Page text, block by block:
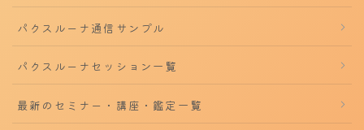
パクスルーナ通信サンプル
パクスルーナセッション一覧
最新のセミナー・講座・鑑定一覧